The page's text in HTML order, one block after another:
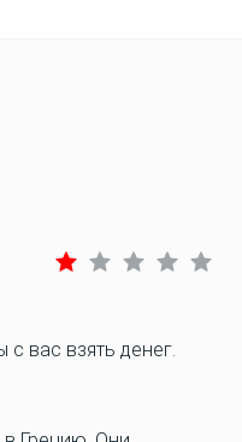
вас взять денег.